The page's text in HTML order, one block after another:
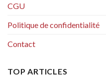
CGU
Politique de confidentialité
Contact
TOP ARTICLES